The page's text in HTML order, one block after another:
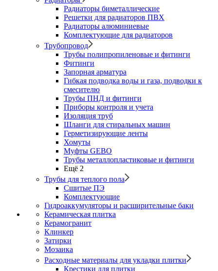
Радиаторы биметаллические
Решетки для радиаторов ПВХ
Радиаторы алюминиевые
Комплектующие для радиаторов
Трубопровод
Трубы полипропиленовые и фитинги
Фитинги
Запорная арматура
Гибкая подводка воды и газа, подводки к
смесителю
Трубы ПНД и фитинги
Приборы контроля и учета
Изоляция труб
Шланги для стиральных машин
Герметизирующие ленты
Хомуты
Муфты GEBO
Трубы металлопластиковые и фитинги
Ещё 2
Трубы для теплого пола
Сшитые ПЭ
Комплектующие
Гидроаккумуляторы и расширительные баки
Керамическая плитка
Керамогранит
Клинкер
Затирки
Мозаика
Расходные материалы для укладки плитки
Крестики для плитки